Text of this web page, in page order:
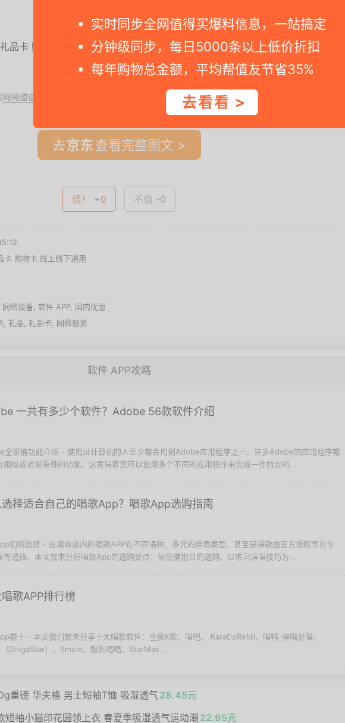
实时同步全网值得买爆料信息，一站搞定
分钟级同步，每日5000条以上低价折扣
每年购物总金额，平均帮值友节省35%
去看看 >
网购值值值App ，第一时间得到内部特价；点此 领取隐藏优惠券 ，先领券再下单。
去 查看完整图文 >
值！ +0 不值 -0
卡 购物卡 线上线下通用
网络设备 软件 APP, 国内优惠
礼品 礼品卡 网络服务
软件 APP攻略
一共有多少个软件？Adobe 56款软件介绍
全家桶功能介绍 - 使用过计算机的人至少都会用到Adobe应用程序之一。许多Adobe的应用程序都
相似或者说重叠的功能。这意味着您可以使用多个不同的应用程序来完成一件特定的...
选择适合自己的唱歌App？唱歌App选购指南
如何选择 - 应用商店内的唱歌APP有不同语种、多元的伴奏类型，甚至获得歌曲官方授权享有专
等选择。本文就来分析唱歌App的选购要点：依照使用目的选购、以练习演唱技巧为...
歌APP排行榜
前十 - 本文我们就来分享十大唱歌软件：全民K歌、唱吧、.KaraDoReMI、唱鸭-弹唱说唱、
DingaStar）、Smule、酷狗唱唱、StarMak...
重磅 华夫格 男士短袖T恤 吸湿透气28.45元
短袖小猫印花圆领上衣 春夏季吸湿透气运动潮 22.95元